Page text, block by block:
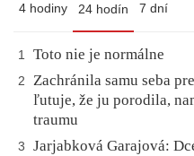
4 hodiny 24 hodín 7 dní
1 Toto nie je normálne
2
Zachránila samu seba
ľutuje, že ju porodila,
traumu
3
Jarjabková Garajová: